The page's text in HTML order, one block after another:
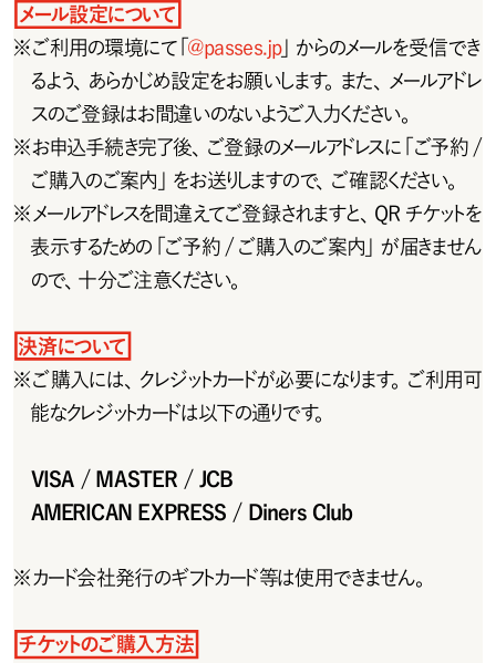
メール設定について
※ご 利 用 の 環 境 に て「 @passes.jp」からのメールを受信でき
るよう、あらかじめ設定をお願いします。また、メールアドレ
スのご登 録はお間違いのないようご入 力ください。
※お申込手続き完了後、ご登録のメールアドレスに「ご予約 /
ご 購 入のご 案 内 」をお 送りしますので 、ご 確 認ください 。
※ メールアドレスを間違えてご登録されますと、QRチケットを
表示するための「ご予約 /ご購入のご案内」が届きません
ので、十分ご注意ください。
決済について
※ご 購 入 には 、クレジットカードが 必 要 に なります。ご 利 用 可
能なクレジットカードは以下の通りです。
VISA / MASTER / JCB
AMERICAN EXPRESS / Diners Club
※カード会 社 発 行のギフトカード等は使 用できません。
チ ケットのご 購 入 方 法